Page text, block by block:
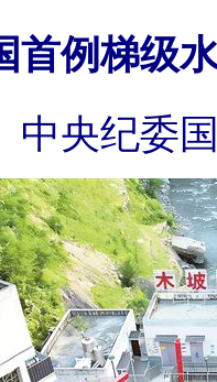
首例梯级
中央纪委